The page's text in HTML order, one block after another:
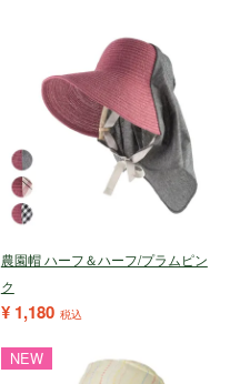
農園帽 ハーフ＆ハーフ/プラムピン
ク
¥ 1,180 税込
NEW